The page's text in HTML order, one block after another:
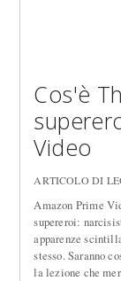
Cos'è
Video
ARTICOLO DI
Amazon Prime
supereroi:
apparenze
stesso. Saranno
la lezione che